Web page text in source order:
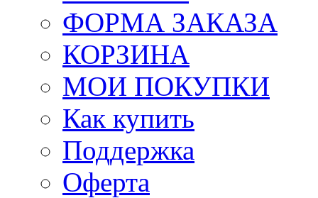
ФОРМА ЗАКАЗА
КОРЗИНА
МОИ ПОКУПКИ
Как купить
Поддержка
Оферта